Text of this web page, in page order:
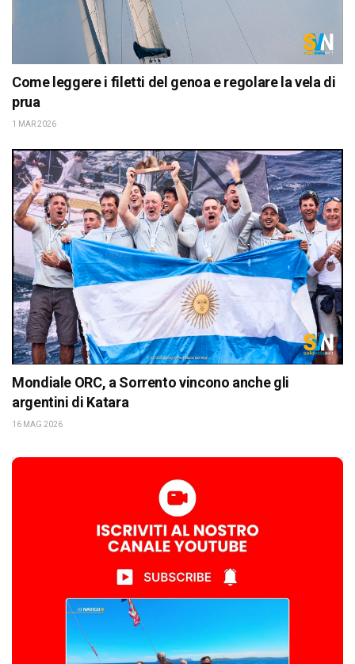
Come leggere i filetti del genoa e regolare la vela di
prua
1 MAR 2026
Mondiale ORC, a Sorrento vincono anche gli
argentini di Katara
16 MAG 2026